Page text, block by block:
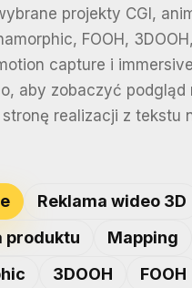
projekty CGI,
FOOH, 3DOOH,
capture i
aby zobaczyć podgląd
realizacji z tekstu
Reklama wideo 3D
produktu
Mapping
3DOOH
FOOH